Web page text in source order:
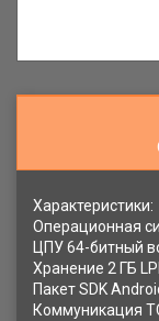
Характеристики:
Операционная
ЦПУ 64-битный
Хранение 2 ГБ
Пакет SDK
Коммуникация